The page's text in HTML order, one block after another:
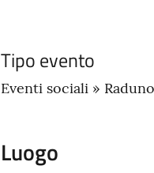
Tipo evento
Eventi sociali »
Luogo